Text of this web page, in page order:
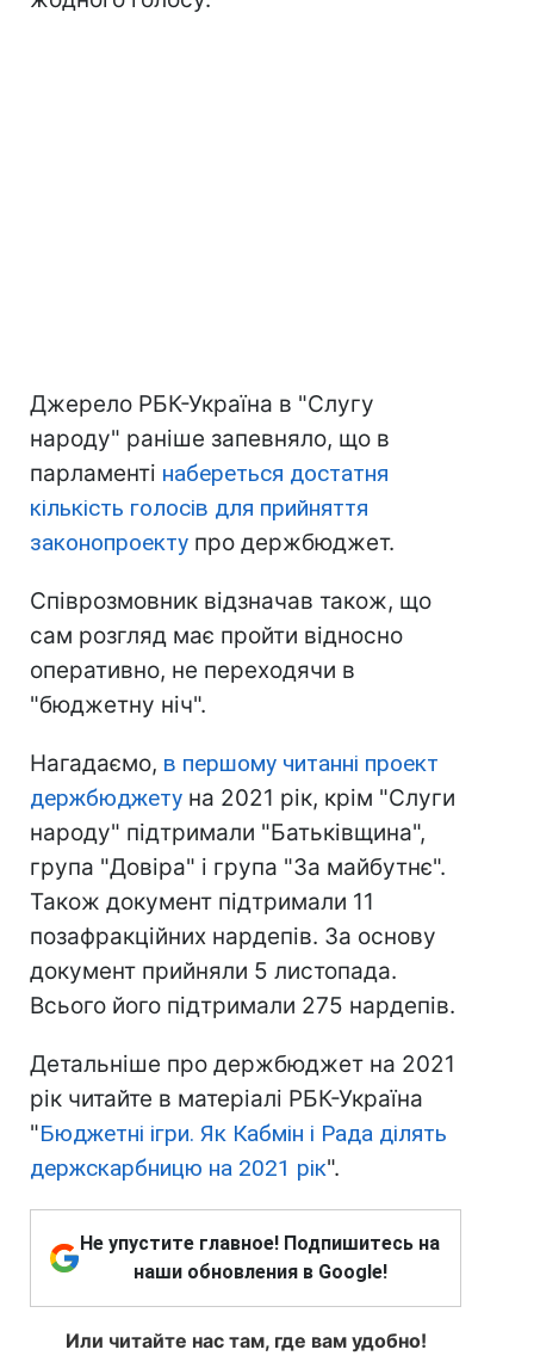
Джерело РБК-Україна в "Слугу
народу" раніше запевняло, що в
парламенті набереться достатня
кількість голосів для прийняття
законопроекту про держбюджет.
Співрозмовник відзначав також, що
сам розгляд має пройти відносно
оперативно, не переходячи в
"бюджетну ніч".
Нагадаємо, в першому читанні проект
держбюджету на 2021 рік, крім "Слуги
народу" підтримали "Батьківщина",
група "Довіра" і група "За майбутнє".
Також документ підтримали 11
позафракційних нардепів. За основу
документ прийняли 5 листопада.
Всього його підтримали 275 нардепів.
Детальніше про держбюджет на 2021
рік читайте в матеріалі РБК-Україна
"Бюджетні ігри. Як Кабмін і Рада ділять
держскарбницю на 2021 рік".
Не упустите главное! Подпишитесь на
наши обновления в Google!
Или читайте нас там, где вам удобно!